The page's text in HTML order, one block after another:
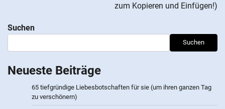
zum Kopieren und Einfügen!)
Suchen
Suchen
Neueste Beiträge
65 tiefgründige Liebesbotschaften für sie (um ihren ganzen Tag
zu verschönern)